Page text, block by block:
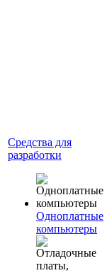
Средства для
разработки
Одноплатные
компьютеры